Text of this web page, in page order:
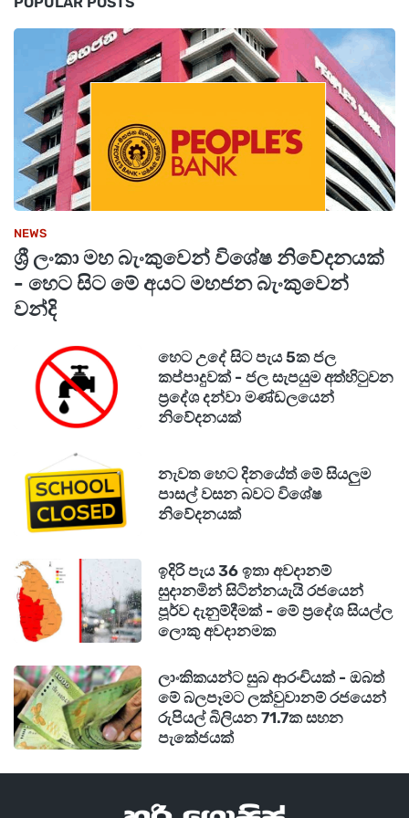
NEWS
ශ්‍රී ලංකා මහ බැංකුවෙන් විශේෂ නිවේදනයක්
- හෙට සිට මේ අයට මහජන බැංකුවෙන්
වන්දි
හෙට උදේ සිට පැය 5ක ජල
කප්පාදුවක් - ජල සැපයුම අත්හිටුවන
ප්‍රදේශ දන්වා මණ්ඩලයෙන්
නිවේදනයක්
නැවත හෙට දිනයේත් මේ සියලුම
පාසල් වසන බවට විශේෂ
නිවේදනයක්
ඉදිරි පැය 36 ඉතා අවදානම්
සුදානමින් සිටින්නයැයි රජයෙන්
පූර්ව දැනුම්දීමක් - මේ ප්‍රදේශ සියල්ල
ලොකු අවදානමක
ලාංකිකයන්ට සුබ ආරංචියක් - ඔබත්
මේ බලපෑමට ලක්වුවානම් රජයෙන්
රුපියල් බිලියන 71.7ක සහන
පැකේජයක්